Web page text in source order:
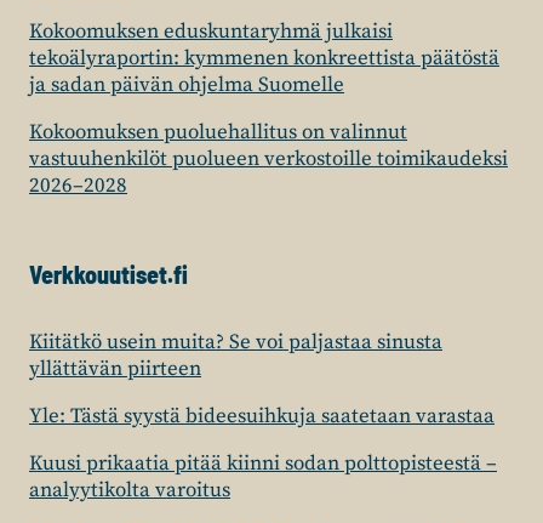
Kokoomuksen eduskuntaryhmä julkaisi
tekoälyraportin: kymmenen konkreettista päätöstä
ja sadan päivän ohjelma Suomelle
Kokoomuksen puoluehallitus on valinnut
vastuuhenkilöt puolueen verkostoille toimikaudeksi
2026–2028
Verkkouutiset.fi
Kiitätkö usein muita? Se voi paljastaa sinusta
yllättävän piirteen
Yle: Tästä syystä bideesuihkuja saatetaan varastaa
Kuusi prikaatia pitää kiinni sodan polttopisteestä –
analyytikolta varoitus